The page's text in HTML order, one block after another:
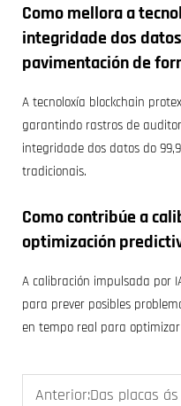
Como mellora a
integridade dos
pavimentación de
A tecnoloxía blockchain
garantindo rastros de
integridade dos datos do
tradicionais.
Como contribúe a
optimización
A calibración impulsada por
para prever posibles
en tempo real para
Anterior:Das placas ás estradas: as